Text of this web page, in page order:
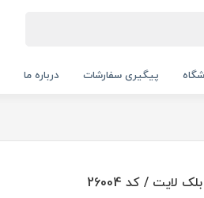
پیگیری سفارشات درباره ما
لایت / کد 26004